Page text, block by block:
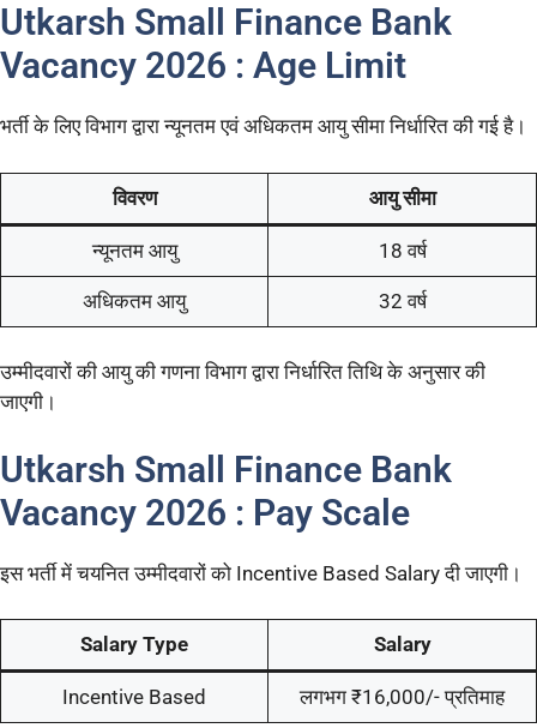
Utkarsh Small Finance Bank
Vacancy 2026 : Age Limit
भर्ती के लिए विभाग द्वारा न्यूनतम एवं अधिकतम आयु सीमा निर्धारित की गई है।
विवरण आयु सीमा
न्यूनतम आयु 18 वर्ष
अधिकतम आयु 32 वर्ष
उम्मीदवारों की आयु की गणना विभाग द्वारा निर्धारित तिथि के अनुसार की
जाएगी।
Utkarsh Small Finance Bank
Vacancy 2026 : Pay Scale
इस भर्ती में चयनित उम्मीदवारों को Incentive Based Salary दी जाएगी।
Salary Type Salary
Incentive Based लगभग ₹16,000/- प्रतिमाह